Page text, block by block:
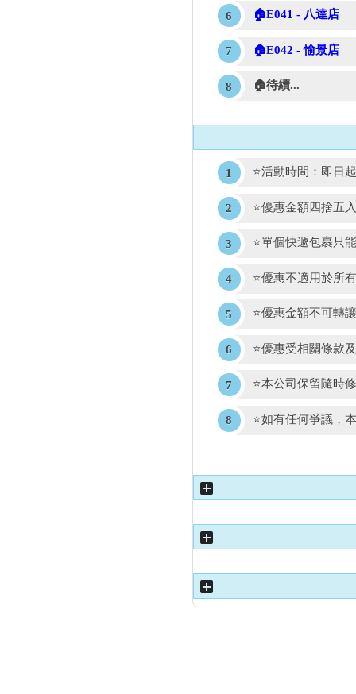
🏠E041 - 八達店
🏠E042 - 愉景店
🏠待續...
⭐活動時間：即日
⭐優惠金額四捨五
⭐單個快遞包裹只
⭐優惠不適用於所
⭐優惠金額不可轉
⭐優惠受相關條款
⭐本公司保留隨時
⭐如有任何爭議，